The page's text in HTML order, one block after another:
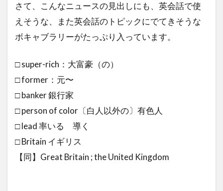
さて、こんなニュースの見出しにも、英会話で使
えそうな、また英会話のトピックにでてきそうな
ボキャブラリーがたっぷり入っています。
□ super-rich：大富豪（の）
□ former：元〜
□ banker 銀行家
□ person of color〔白人以外の〕有色人
□ lead 率いる 導く
□ Britain イギリス
【同】Great Britain ; the United Kingdom